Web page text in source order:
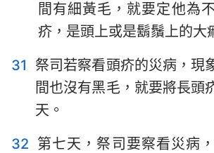
間有細黃毛，就要定他為
疥，是頭上或是鬍鬚上的大
31
祭司若察看頭疥的災病，現
間也沒有黑毛，就要將長頭
天。
32 第七天，祭司要察看災病